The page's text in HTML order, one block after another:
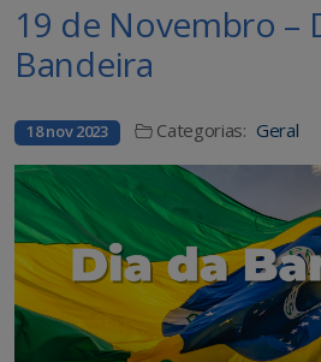
19 de Novembro –
Bandeira
18 nov 2023 Categorias: Geral